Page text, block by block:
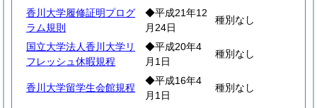
香川大学履修証明プログ
ラム規則
◆平成21年12
月24日
種別なし
国立大学法人香川大学リ
フレッシュ休暇規程
◆平成20年4
月1日
種別なし
香川大学留学生会館規程
◆平成16年4
月1日
種別なし